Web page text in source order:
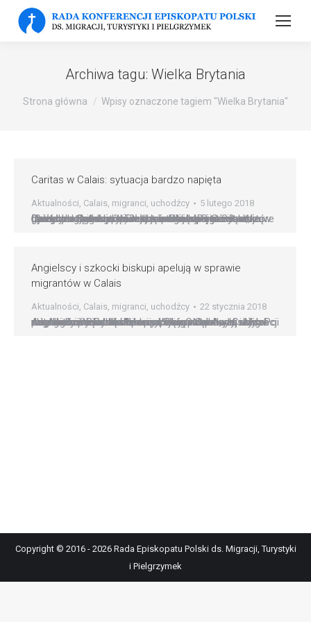
Archiwa tagu: Wielka Brytania
Strona główna Wpisy oznaczone tagiem "Wielka Brytania"
Caritas w Calais: sytuacja bardzo napięta
Aktualności, Calais, migranci, uchodźcy 5 lutego 2018
Caritas w Calais: sytuacja bardzo napięta Sytuacja w Calais jest bardzo trudna, a istniejące nie zostanie rozładowane dopóki władze angielskie nie otworzą granic dla migrantów ? uważa Didier Degrémont, dyrektor lokalnego ośrodka francuskiej Caritas (Secours Catholique) w tym portowym mieście, które łączy drogą morską Francję z Wielką Brytanią. W ubiegłym tygodniu doszło tam do zamieszek…
Angielscy i szkocki biskupi apelują w sprawie
migrantów w Calais
Aktualności, Calais, migranci, uchodźcy 22 stycznia 2018
Angielscy i szkocki biskupi apelują w sprawie migrantów w Calais Po wizycie w Calais w zeszłym roku biskup Paul McAleenan, biskup ds. Azylu i Migracji dla Anglii i Walii oraz biskup William Nolan, przewodniczący Justice and Peace Scotland, wydali wspólne oświadczenie wzywające rząd brytyjski do zaangażowania się w pomoc imigrantom w Calais. Po ostatnich wydarzeniach…
Copyright © 2016 - 2026 Rada Episkopatu Polski ds. Migracji, Turystyki
i Pielgrzymek